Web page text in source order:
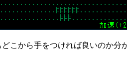
こから手をつければ良いのか分